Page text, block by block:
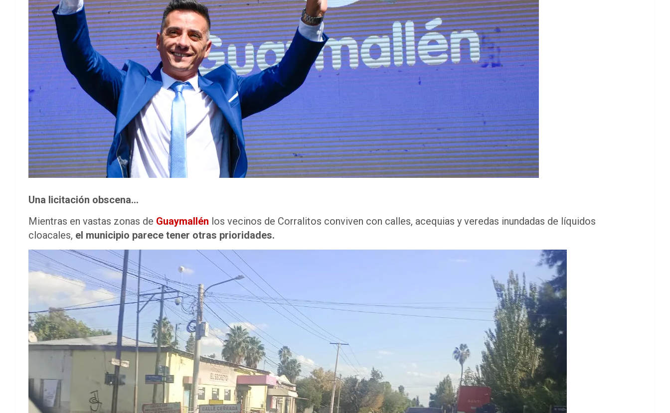
Una licitación obscena…
Mientras en vastas zonas de Guaymallén los vecinos de Corralitos conviven con calles, acequias y veredas inundadas de líquidos
cloacales, el municipio parece tener otras prioridades.